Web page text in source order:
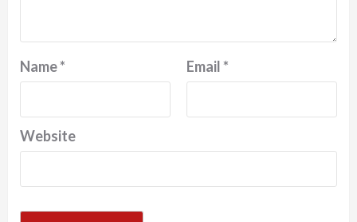
Name* Email*
Website